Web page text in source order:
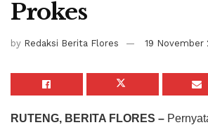
Prokes
by Redaksi Berita Flores 19 November
RUTENG, BERITA FLORES –